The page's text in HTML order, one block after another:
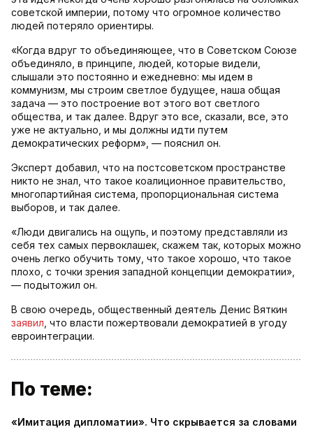
советской империи, потому что огромное количество
людей потеряло ориентиры.
«Когда вдруг то объединяющее, что в Советском Союзе
объединяло, в принципе, людей, которые видели,
слышали это постоянно и ежедневно: мы идем в
коммунизм, мы строим светлое будущее, наша общая
задача — это построение вот этого вот светлого
общества, и так далее. Вдруг это все, сказали, все, это
уже не актуально, и мы должны идти путем
демократических реформ», — пояснил он.
Эксперт добавил, что на постсоветском пространстве
никто не знал, что такое коалиционное правительство,
многопартийная система, пропорциональная система
выборов, и так далее.
«Люди двигались на ощупь, и поэтому представляли из
себя тех самых первоклашек, скажем так, которых можно
очень легко обучить тому, что такое хорошо, что такое
плохо, с точки зрения западной концепции демократии»,
— подытожил он.
В свою очередь, общественный деятель Денис Вяткин
заявил , что власти пожертвовали демократией в угоду
евроинтеграции.
По теме:
«Имитация дипломатии». Что скрывается за словами